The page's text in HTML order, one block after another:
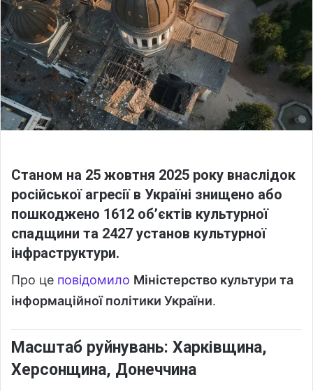
o
n
X
e
m
a
i
l
Станом на 25 жовтня 2025 року внаслідок
російської агресії в Україні знищено або
пошкоджено 1612 об’єктів культурної
спадщини та 2427 установ культурної
інфраструктури.
Про це повідомило Міністерство культури та
інформаційної політики України.
Масштаб руйнувань: Харківщина,
Херсонщина, Донеччина